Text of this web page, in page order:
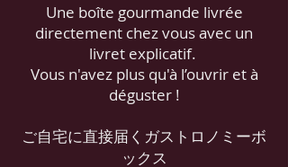
Une boîte gourmande livrée
directement chez vous avec un
livret explicatif.
Vous n'avez plus qu'à l’ouvrir et à
déguster !
ご自宅に直接届くガストロノミーボ
ックス